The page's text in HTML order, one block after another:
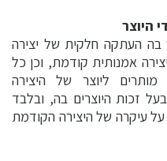
בה העתקה חלקית של יצירה
אמנותית קודמת, וכן כל
ליוצר של היצירה
זכות היוצרים בה, ובלבד
עיקרה של היצירה הקודמת